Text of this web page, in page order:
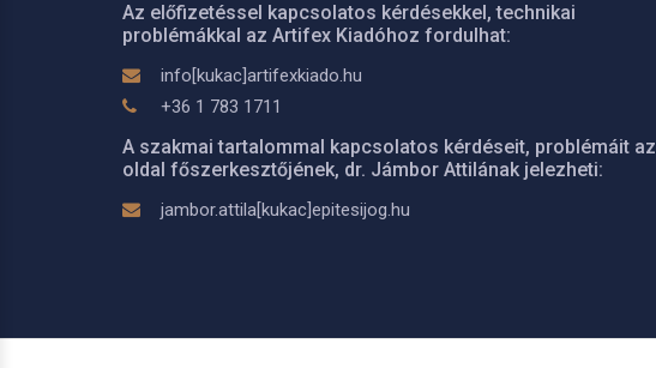
Az előfizetéssel kapcsolatos kérdésekkel, technikai
problémákkal az Artifex Kiadóhoz fordulhat:
info[kukac]artifexkiado.hu
+36 1 783 1711
A szakmai tartalommal kapcsolatos kérdéseit, problémáit az
oldal főszerkesztőjének, dr. Jámbor Attilának jelezheti:
jambor.attila[kukac]epitesijog.hu